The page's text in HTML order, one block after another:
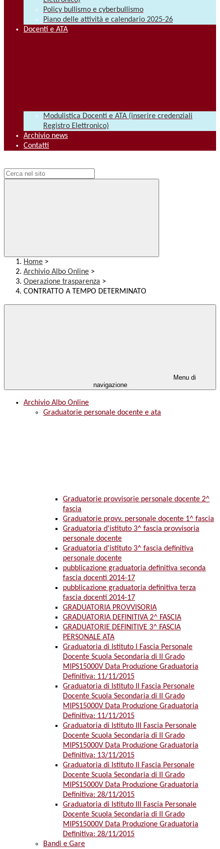
Policy bullismo e cyberbullismo
Piano delle attività e calendario 2025-26
Docenti e ATA
Modulistica Docenti e ATA (inserire credenziali
Registro Elettronico)
Archivio news
Contatti
Home >
Archivio Albo Online >
Operazione trasparenza >
CONTRATTO A TEMPO DETERMINATO
Menu di
navigazione
Archivio Albo Online
Graduatorie personale docente e ata
Graduatorie provvisorie personale docente 2^
fascia
Graduatorie provv. personale docente 1^ fascia
Graduatoria d'istituto 3^ fascia provvisoria
personale docente
Graduatoria d'istituto 3^ fascia definitiva
personale docente
pubblicazione graduatoria definitiva seconda
fascia docenti 2014-17
pubblicazione graduatoria definitiva terza
fascia docenti 2014-17
GRADUATORIA PROVVISORIA
GRADUATORIA DEFINITIVA 2^ FASCIA
GRADUATORIE DEFINITIVE 3^ FASCIA
PERSONALE ATA
Graduatoria di Istituto I Fascia Personale
Docente Scuola Secondaria di II Grado
MIPS15000V Data Produzione Graduatoria
Definitiva: 11/11/2015
Graduatoria di Istituto II Fascia Personale
Docente Scuola Secondaria di II Grado
MIPS15000V Data Produzione Graduatoria
Definitiva: 11/11/2015
Graduatoria di Istituto III Fascia Personale
Docente Scuola Secondaria di II Grado
MIPS15000V Data Produzione Graduatoria
Definitiva: 13/11/2015
Graduatoria di Istituto II Fascia Personale
Docente Scuola Secondaria di II Grado
MIPS15000V Data Produzione Graduatoria
Definitiva: 28/11/2015
Graduatoria di Istituto III Fascia Personale
Docente Scuola Secondaria di II Grado
MIPS15000V Data Produzione Graduatoria
Definitiva: 28/11/2015
Bandi e Gare